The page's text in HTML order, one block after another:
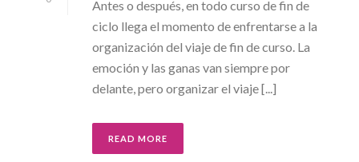
Antes o después, en todo curso de fin de
ciclo llega el momento de enfrentarse a la
organización del viaje de fin de curso. La
emoción y las ganas van siempre por
delante, pero organizar el viaje [...]
READ MORE